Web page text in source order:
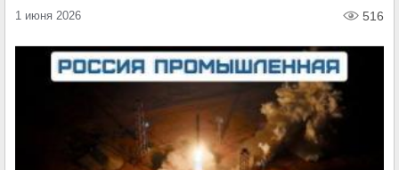
1 июня 2026 516